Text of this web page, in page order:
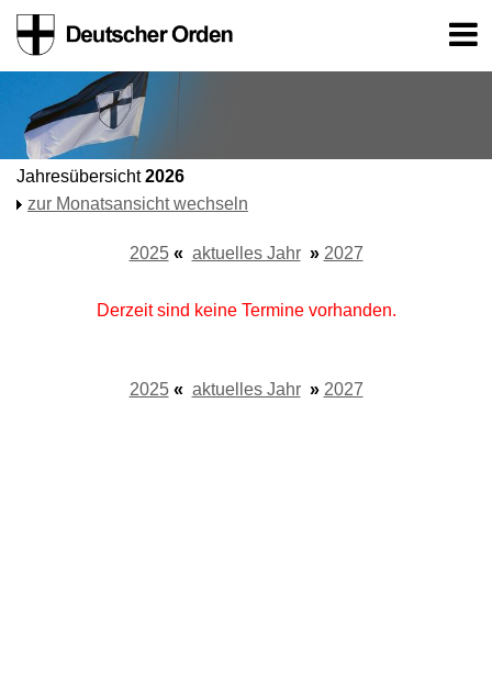
Jahresübersicht2026
zur Monatsansicht wechseln
2025 « aktuelles Jahr » 2027
Derzeit sind keine Termine vorhanden.
2025 « aktuelles Jahr » 2027